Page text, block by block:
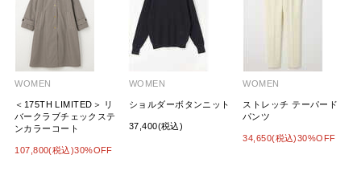
WOMEN
＜175TH LIMITED＞ リ
バークラブチェックステ
ンカラーコート
107,800(税込)30%OFF
WOMEN
ショルダーボタンニット
37,400(税込)
WOMEN
ストレッチ テーパード
パンツ
34,650(税込)30%OFF